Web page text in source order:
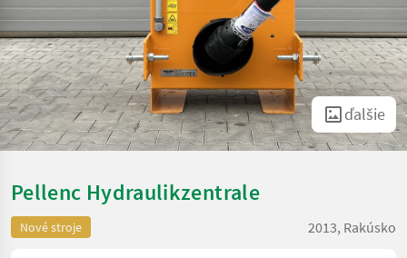
ďalšie
Pellenc Hydraulikzentrale
Nové stroje 2013, Rakúsko